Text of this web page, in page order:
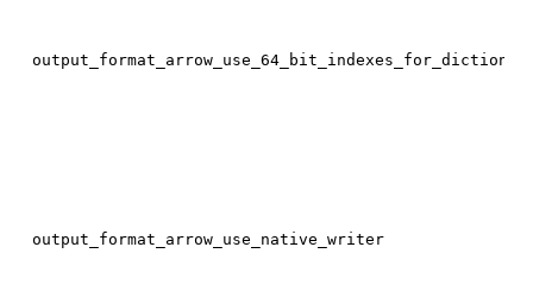
output_format_arrow_use_native_writer